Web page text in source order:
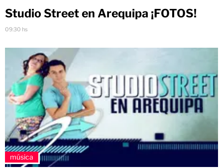
Studio Street en Arequipa ¡FOTOS!
09:30 hs
música